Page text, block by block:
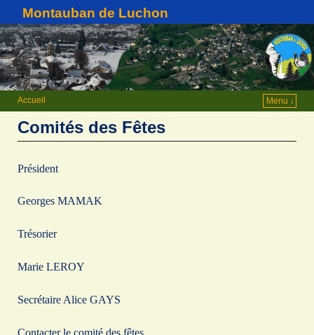
Montauban de Luchon
Accueil Menu ↓
Comités des Fêtes
Président
Georges MAMAK
Trésorier
Marie LEROY
Secrétaire Alice GAYS